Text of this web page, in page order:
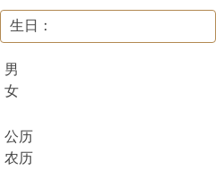
生日：
男
女
公历
农历